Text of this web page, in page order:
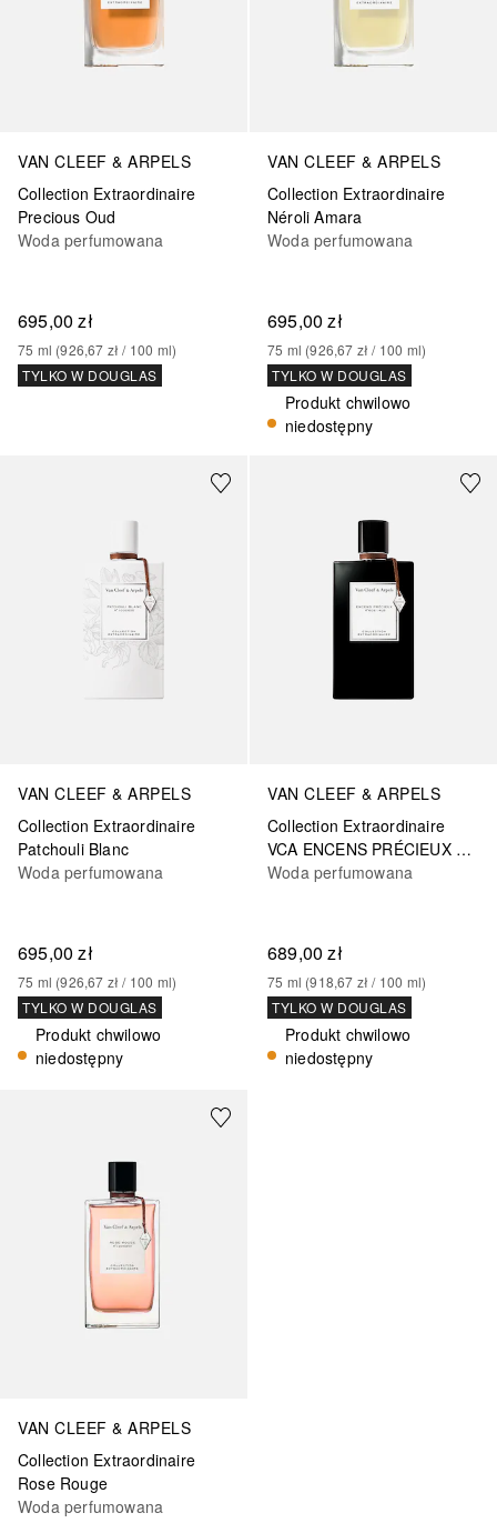
VAN CLEEF & ARPELS
Collection Extraordinaire
Precious Oud
Woda perfumowana
695,00 zł
75 ml (926,67 zł / 100 ml)
TYLKO W DOUGLAS
VAN CLEEF & ARPELS
Collection Extraordinaire
Néroli Amara
Woda perfumowana
695,00 zł
75 ml (926,67 zł / 100 ml)
TYLKO W DOUGLAS
Produkt chwilowo
niedostępny
VAN CLEEF & ARPELS
Collection Extraordinaire
Patchouli Blanc
Woda perfumowana
695,00 zł
75 ml (926,67 zł / 100 ml)
TYLKO W DOUGLAS
Produkt chwilowo
niedostępny
VAN CLEEF & ARPELS
Collection Extraordinaire
VCA ENCENS PRÉCIEUX EDP 75ML
Woda perfumowana
689,00 zł
75 ml (918,67 zł / 100 ml)
TYLKO W DOUGLAS
Produkt chwilowo
niedostępny
VAN CLEEF & ARPELS
Collection Extraordinaire
Rose Rouge
Woda perfumowana